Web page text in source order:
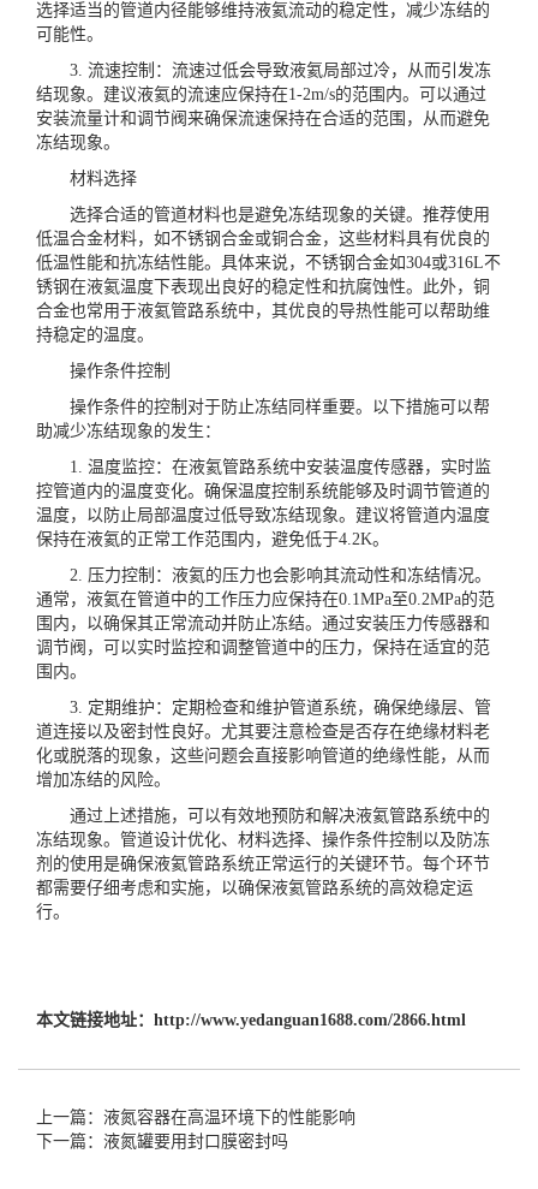
选择适当的管道内径能够维持液氦流动的稳定性，减少冻结的
可能性。
3. 流速控制：流速过低会导致液氦局部过冷，从而引发冻
结现象。建议液氦的流速应保持在1-2m/s的范围内。可以通过
安装流量计和调节阀来确保流速保持在合适的范围，从而避免
冻结现象。
材料选择
选择合适的管道材料也是避免冻结现象的关键。推荐使用
低温合金材料，如不锈钢合金或铜合金，这些材料具有优良的
低温性能和抗冻结性能。具体来说，不锈钢合金如304或316L不
锈钢在液氦温度下表现出良好的稳定性和抗腐蚀性。此外，铜
合金也常用于液氦管路系统中，其优良的导热性能可以帮助维
持稳定的温度。
操作条件控制
操作条件的控制对于防止冻结同样重要。以下措施可以帮
助减少冻结现象的发生：
1. 温度监控：在液氦管路系统中安装温度传感器，实时监
控管道内的温度变化。确保温度控制系统能够及时调节管道的
温度，以防止局部温度过低导致冻结现象。建议将管道内温度
保持在液氦的正常工作范围内，避免低于4.2K。
2. 压力控制：液氦的压力也会影响其流动性和冻结情况。
通常，液氦在管道中的工作压力应保持在0.1MPa至0.2MPa的范
围内，以确保其正常流动并防止冻结。通过安装压力传感器和
调节阀，可以实时监控和调整管道中的压力，保持在适宜的范
围内。
3. 定期维护：定期检查和维护管道系统，确保绝缘层、管
道连接以及密封性良好。尤其要注意检查是否存在绝缘材料老
化或脱落的现象，这些问题会直接影响管道的绝缘性能，从而
增加冻结的风险。
通过上述措施，可以有效地预防和解决液氦管路系统中的
冻结现象。管道设计优化、材料选择、操作条件控制以及防冻
剂的使用是确保液氦管路系统正常运行的关键环节。每个环节
都需要仔细考虑和实施，以确保液氦管路系统的高效稳定运
行。
本文链接地址： http://www.yedanguan1688.com/2866.html
上一篇：液氮容器在高温环境下的性能影响
下一篇：液氮罐要用封口膜密封吗